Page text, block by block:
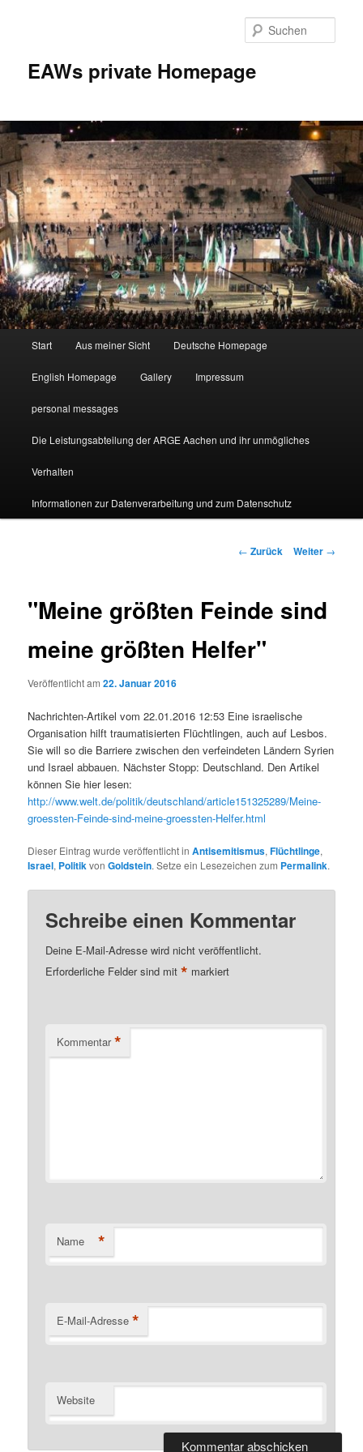
EAWs private Homepage
Start Aus meiner Sicht Deutsche Homepage
English Homepage Gallery Impressum
personal messages
Die Leistungsabteilung der ARGE Aachen und ihr unmögliches
Verhalten
Informationen zur Datenverarbeitung und zum Datenschutz
Beitragsnavigation
← Zurück Weiter →
"Meine größten Feinde sind
meine größten Helfer"
Veröffentlicht am22. Januar 2016
Nachrichten-Artikel vom 22.01.2016 12:53 Eine israelische
Organisation hilft traumatisierten Flüchtlingen, auch auf Lesbos.
Sie will so die Barriere zwischen den verfeindeten Ländern Syrien
und Israel abbauen. Nächster Stopp: Deutschland. Den Artikel
können Sie hier lesen:
http://www.welt.de/politik/deutschland/article151325289/Meine-
groessten-Feinde-sind-meine-groessten-Helfer.html
Dieser Eintrag wurde veröffentlicht inAntisemitismus,Flüchtlinge,
Israel, PolitikvonGoldstein. Setze ein Lesezeichen zum Permalink.
Schreibe einen Kommentar
Deine E-Mail-Adresse wird nicht veröffentlicht.
Erforderliche Felder sind mit* markiert
Kommentar *
Name *
E-Mail-Adresse *
Website